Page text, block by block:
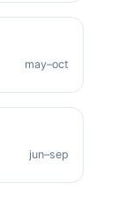
may–oct
jun–sep